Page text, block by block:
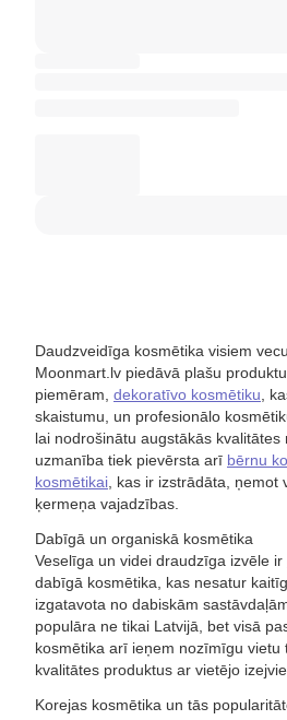
Daudzveidīga kosmētika visiem
Moonmart.lv piedāvā plašu produktu
piemēram, dekoratīvo kosmētiku ,
skaistumu, un profesionālo
lai nodrošinātu augstākās kvalitātes
uzmanība tiek pievērsta arī bērnu
kosmētikai , kas ir izstrādāta,
ķermeņa vajadzības.
Dabīgā un organiskā kosmētika
Veselīga un videi draudzīga izvēle ir
dabīgā kosmētika, kas nesatur
izgatavota no dabiskām
populāra ne tikai Latvijā, bet visā
kosmētika arī ieņem nozīmīgu vietu
kvalitātes produktus ar vietējo
Korejas kosmētika un tās